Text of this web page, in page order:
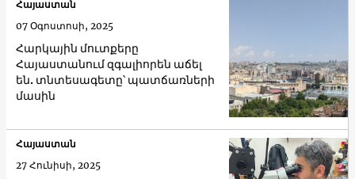
Հարկային մուտքերը
Հայաստանում զգալիորեն աճել
են. տնտեսագետը՝ պատճառների
մասին
Հայաստան
07 Օգոստոսի, 2025
Հայաստան
27 Հունիսի, 2025